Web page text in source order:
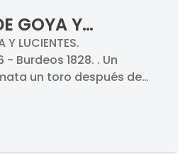
GOYA Y
caballero
un toro después
el caballo. 5ª
Y LUCIENTES.
Burdeos 1828. . Un
un toro después de
punta seca, buril y
de Calcografía